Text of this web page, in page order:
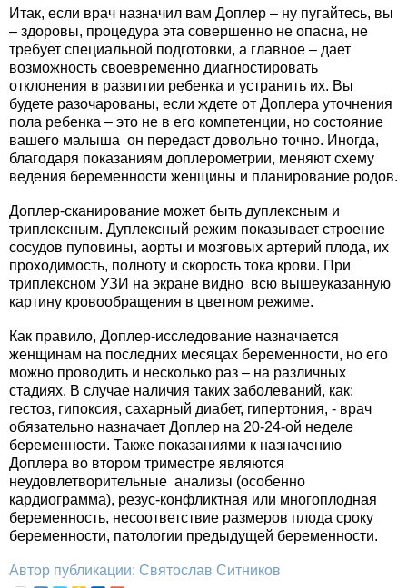
Итак, если врач назначил вам Доплер – ну пугайтесь, вы
– здоровы, процедура эта совершенно не опасна, не
требует специальной подготовки, а главное – дает
возможность своевременно диагностировать
отклонения в развитии ребенка и устранить их. Вы
будете разочарованы, если ждете от Доплера уточнения
пола ребенка – это не в его компетенции, но состояние
вашего малыша он передаст довольно точно. Иногда,
благодаря показаниям доплерометрии, меняют схему
ведения беременности женщины и планирование родов.
Доплер-сканирование может быть дуплексным и
триплексным. Дуплексный режим показывает строение
сосудов пуповины, аорты и мозговых артерий плода, их
проходимость, полноту и скорость тока крови. При
триплексном УЗИ на экране видно всю вышеуказанную
картину кровообращения в цветном режиме.
Как правило, Доплер-исследование назначается
женщинам на последних месяцах беременности, но его
можно проводить и несколько раз – на различных
стадиях. В случае наличия таких заболеваний, как:
гестоз, гипоксия, сахарный диабет, гипертония, - врач
обязательно назначает Доплер на 20-24-ой неделе
беременности. Также показаниями к назначению
Доплера во втором триместре являются
неудовлетворительные анализы (особенно
кардиограмма), резус-конфликтная или многоплодная
беременность, несоответствие размеров плода сроку
беременности, патологии предыдущей беременности.
Автор публикации: Святослав Ситников